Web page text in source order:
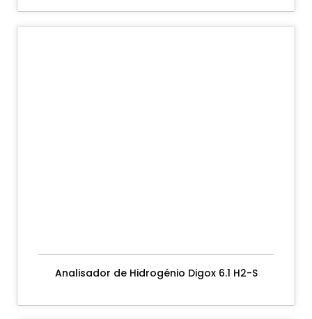
Analisador de Hidrogénio Digox 6.1 H2-S